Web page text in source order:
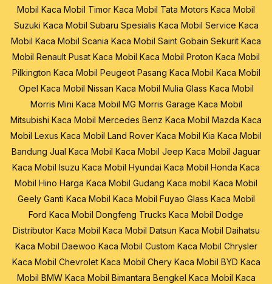
Mobil Kaca Mobil Timor Kaca Mobil Tata Motors Kaca Mobil
Suzuki Kaca Mobil Subaru Spesialis Kaca Mobil Service Kaca
Mobil Kaca Mobil Scania Kaca Mobil Saint Gobain Sekurit Kaca
Mobil Renault Pusat Kaca Mobil Kaca Mobil Proton Kaca Mobil
Pilkington Kaca Mobil Peugeot Pasang Kaca Mobil Kaca Mobil
Opel Kaca Mobil Nissan Kaca Mobil Mulia Glass Kaca Mobil
Morris Mini Kaca Mobil MG Morris Garage Kaca Mobil
Mitsubishi Kaca Mobil Mercedes Benz Kaca Mobil Mazda Kaca
Mobil Lexus Kaca Mobil Land Rover Kaca Mobil Kia Kaca Mobil
Bandung Jual Kaca Mobil Kaca Mobil Jeep Kaca Mobil Jaguar
Kaca Mobil Isuzu Kaca Mobil Hyundai Kaca Mobil Honda Kaca
Mobil Hino Harga Kaca Mobil Gudang Kaca mobil Kaca Mobil
Geely Ganti Kaca Mobil Kaca Mobil Fuyao Glass Kaca Mobil
Ford Kaca Mobil Dongfeng Trucks Kaca Mobil Dodge
Distributor Kaca Mobil Kaca Mobil Datsun Kaca Mobil Daihatsu
Kaca Mobil Daewoo Kaca Mobil Custom Kaca Mobil Chrysler
Kaca Mobil Chevrolet Kaca Mobil Chery Kaca Mobil BYD Kaca
Mobil BMW Kaca Mobil Bimantara Bengkel Kaca Mobil Kaca